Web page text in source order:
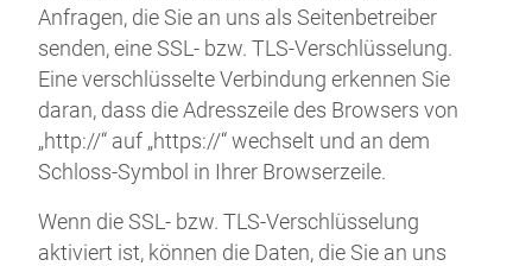
Anfragen, die Sie an uns als Seitenbetreiber
senden, eine SSL- bzw. TLS-Verschlüsselung.
Eine verschlüsselte Verbindung erkennen Sie
daran, dass die Adresszeile des Browsers von
„http://“ auf „https://“ wechselt und an dem
Schloss-Symbol in Ihrer Browserzeile.
Wenn die SSL- bzw. TLS-Verschlüsselung
aktiviert ist, können die Daten, die Sie an uns